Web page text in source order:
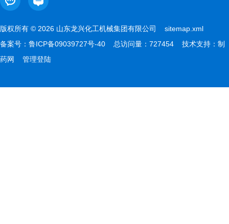
版权所有 © 2026 山东龙兴化工机械集团有限公司 sitemap.xml
备案号： 鲁ICP备09039727号-40 总访问量：727454 技术支持： 制
药网
管理登陆